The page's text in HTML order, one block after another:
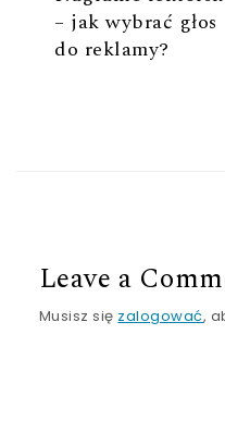
– jak wybrać głos
do reklamy?
Leave a
Musisz się zalogować,